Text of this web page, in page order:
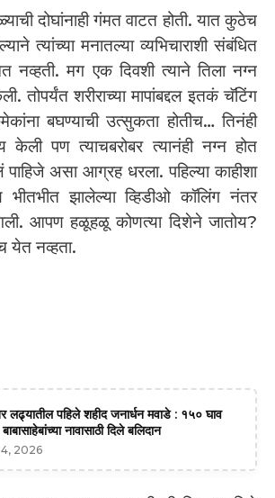
दोघांनाही गंमत वाटत होती. यात कुठेच
त्यांच्या मनातल्या व्यभिचाराशी संबंधित
नव्हती. मग एक दिवशी त्याने तिला नग्न
तोपर्यंत शरीराच्या मापांबद्दल इतकं चॅटिंग
बघण्याची उत्सुकता होतीच… तिनंही
केली पण त्याचबरोबर त्यानंही नग्न होत
असा आग्रह धरला. पहिल्या काहीशा
झालेल्या व्हिडीओ कॉलिंग नंतर
आपण हळूहळू कोणत्या दिशेने जातोय?
येत नव्हता.
लढ्यातील पहिले शहीद जनार्धन मवाडे : १५० घाव
नावासाठी दिले बलिदान
2026